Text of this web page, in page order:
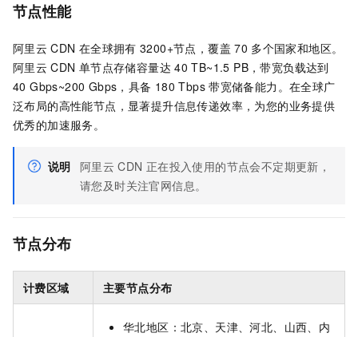
节点性能
阿里云 CDN 在全球拥有 3200+节点，覆盖 70 多个国家和地区。
阿里云 CDN 单节点存储容量达 40 TB~1.5 PB，带宽负载达到
40 Gbps~200 Gbps，具备 180 Tbps 带宽储备能力。在全球广
泛布局的高性能节点，显著提升信息传递效率，为您的业务提供
优秀的加速服务。
说明 阿里云 CDN 正在投入使用的节点会不定期更新，
请您及时关注官网信息。
节点分布
计费区域 主要节点分布
华北地区：北京、天津、河北、山西、内